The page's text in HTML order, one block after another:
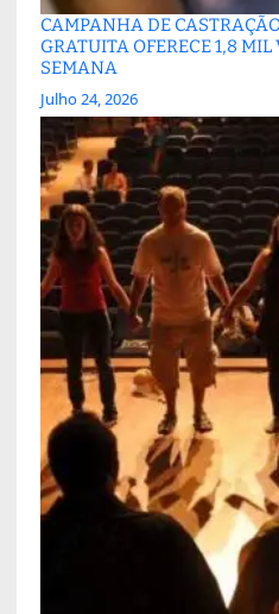
CAMPANHA DE
GRATUITA OFERECE 1,8
SEMANA
Julho 24, 2026